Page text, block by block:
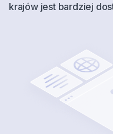
krajów jest bardziej